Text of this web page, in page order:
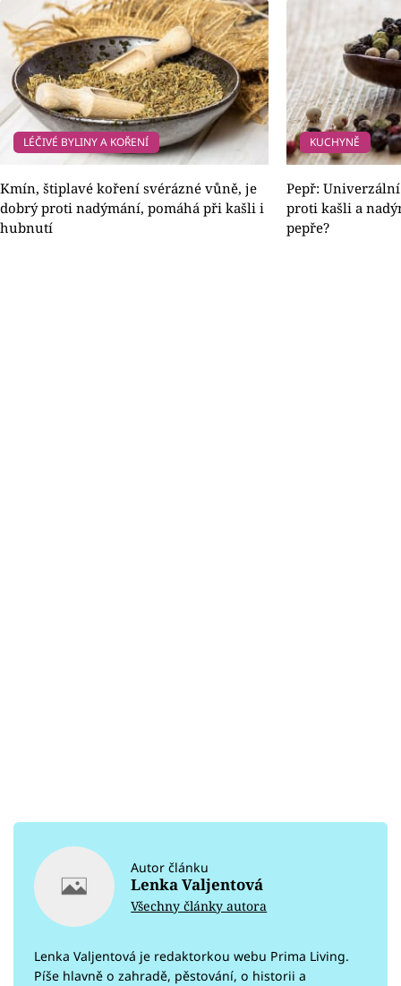
LÉČIVÉ BYLINY A KOŘENÍ
Kmín, štiplavé koření svérázné vůně, je
dobrý proti nadýmání, pomáhá při kašli i
hubnutí
KUCHYNĚ
Pepř:
proti kašli a
pepře?
Autor článku
Lenka Valjentová
Všechny články autora
Lenka Valjentová je redaktorkou webu Prima Living.
Píše hlavně o zahradě, pěstování, o historii a